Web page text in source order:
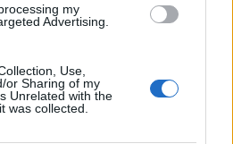
my
Advertising.
Use,
or Sharing of my
Unrelated with the
was collected.